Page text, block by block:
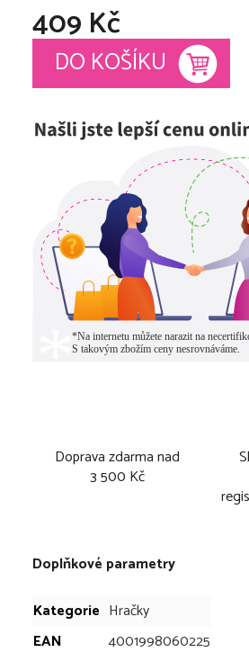
z
5
hvězdiček.
409 Kč
Měrná cena:
DO KOŠÍKU
Doprava zdarma nad
3 500 Kč
Doplňkové parametry
Kategorie Hračky
EAN
4001998060225